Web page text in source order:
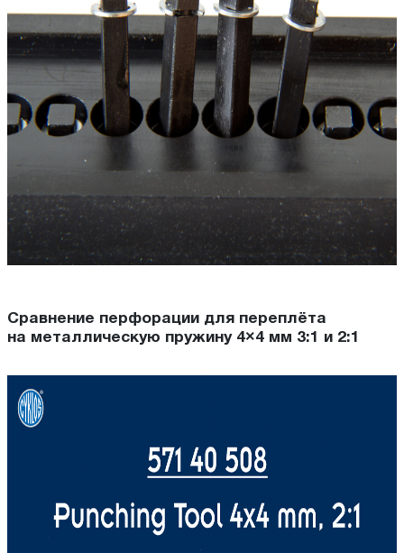
Сравнение перфорации для переплёта
на металлическую пружину 4×4 мм 3:1 и 2:1